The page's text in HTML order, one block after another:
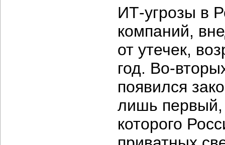
ИТ-угрозы в
компаний,
от утечек,
год. Во-
появился
лишь
которого